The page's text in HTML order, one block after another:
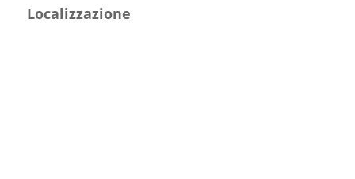
Localizzazione